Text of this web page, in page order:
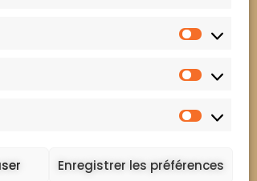
Enregistrer les préférences